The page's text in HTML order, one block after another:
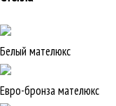
Белый мателюкс
Евро-бронза мателюкс